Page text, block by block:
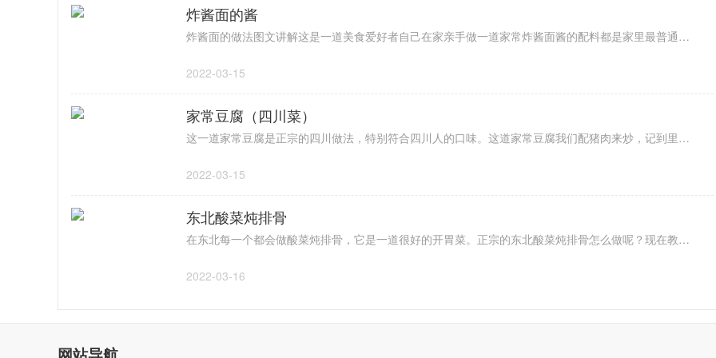
炸酱面的酱
炸酱面的做法图文讲解这是一道美食爱好者自己在家亲手做一道家常炸酱面酱的配料都是家里最普通的很容易备全，并且做出来的味道一点不比外面差，所以喜欢吃炸酱面的朋友一定要好好学一下这道炸酱面的家常做法。
2022-03-15
家常豆腐（四川菜）
这一道家常豆腐是正宗的四川做法，特别符合四川人的口味。这道家常豆腐我们配猪肉来炒，记到里面一定要有郫县豆瓣做原料才能算上正宗的四川家常豆腐哟。
2022-03-15
东北酸菜炖排骨
在东北每一个都会做酸菜炖排骨，它是一道很好的开胃菜。正宗的东北酸菜炖排骨怎么做呢？现在教你东北酸菜炖排骨做法详细讲解
2022-03-16